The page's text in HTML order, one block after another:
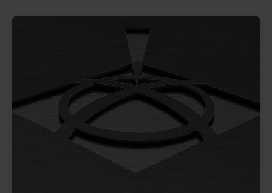
laser et le matériel périphérique adaptés diffèrent
selon le matériau et la méthode de marquage ou
d'usinage souhaitée. La lumière laser utilisée peut
également varier. Cette section présente les
connaissances de base nécessaires à la réalisation
d'un marquage laser.